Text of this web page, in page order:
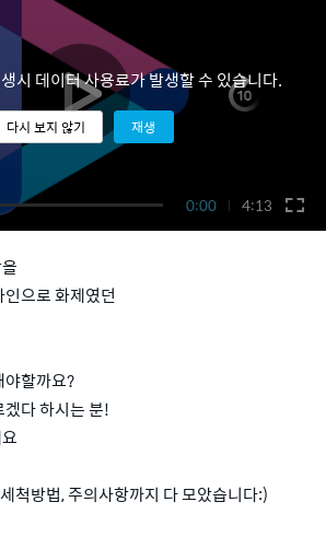
0:00 4:13
시 데이터 사용료가 발생할 수 있습니다.
다시 보지 않기 재생
으로 화제였던
야할까요?
다 하시는 분!
척방법, 주의사항까지 다 모았습니다:)